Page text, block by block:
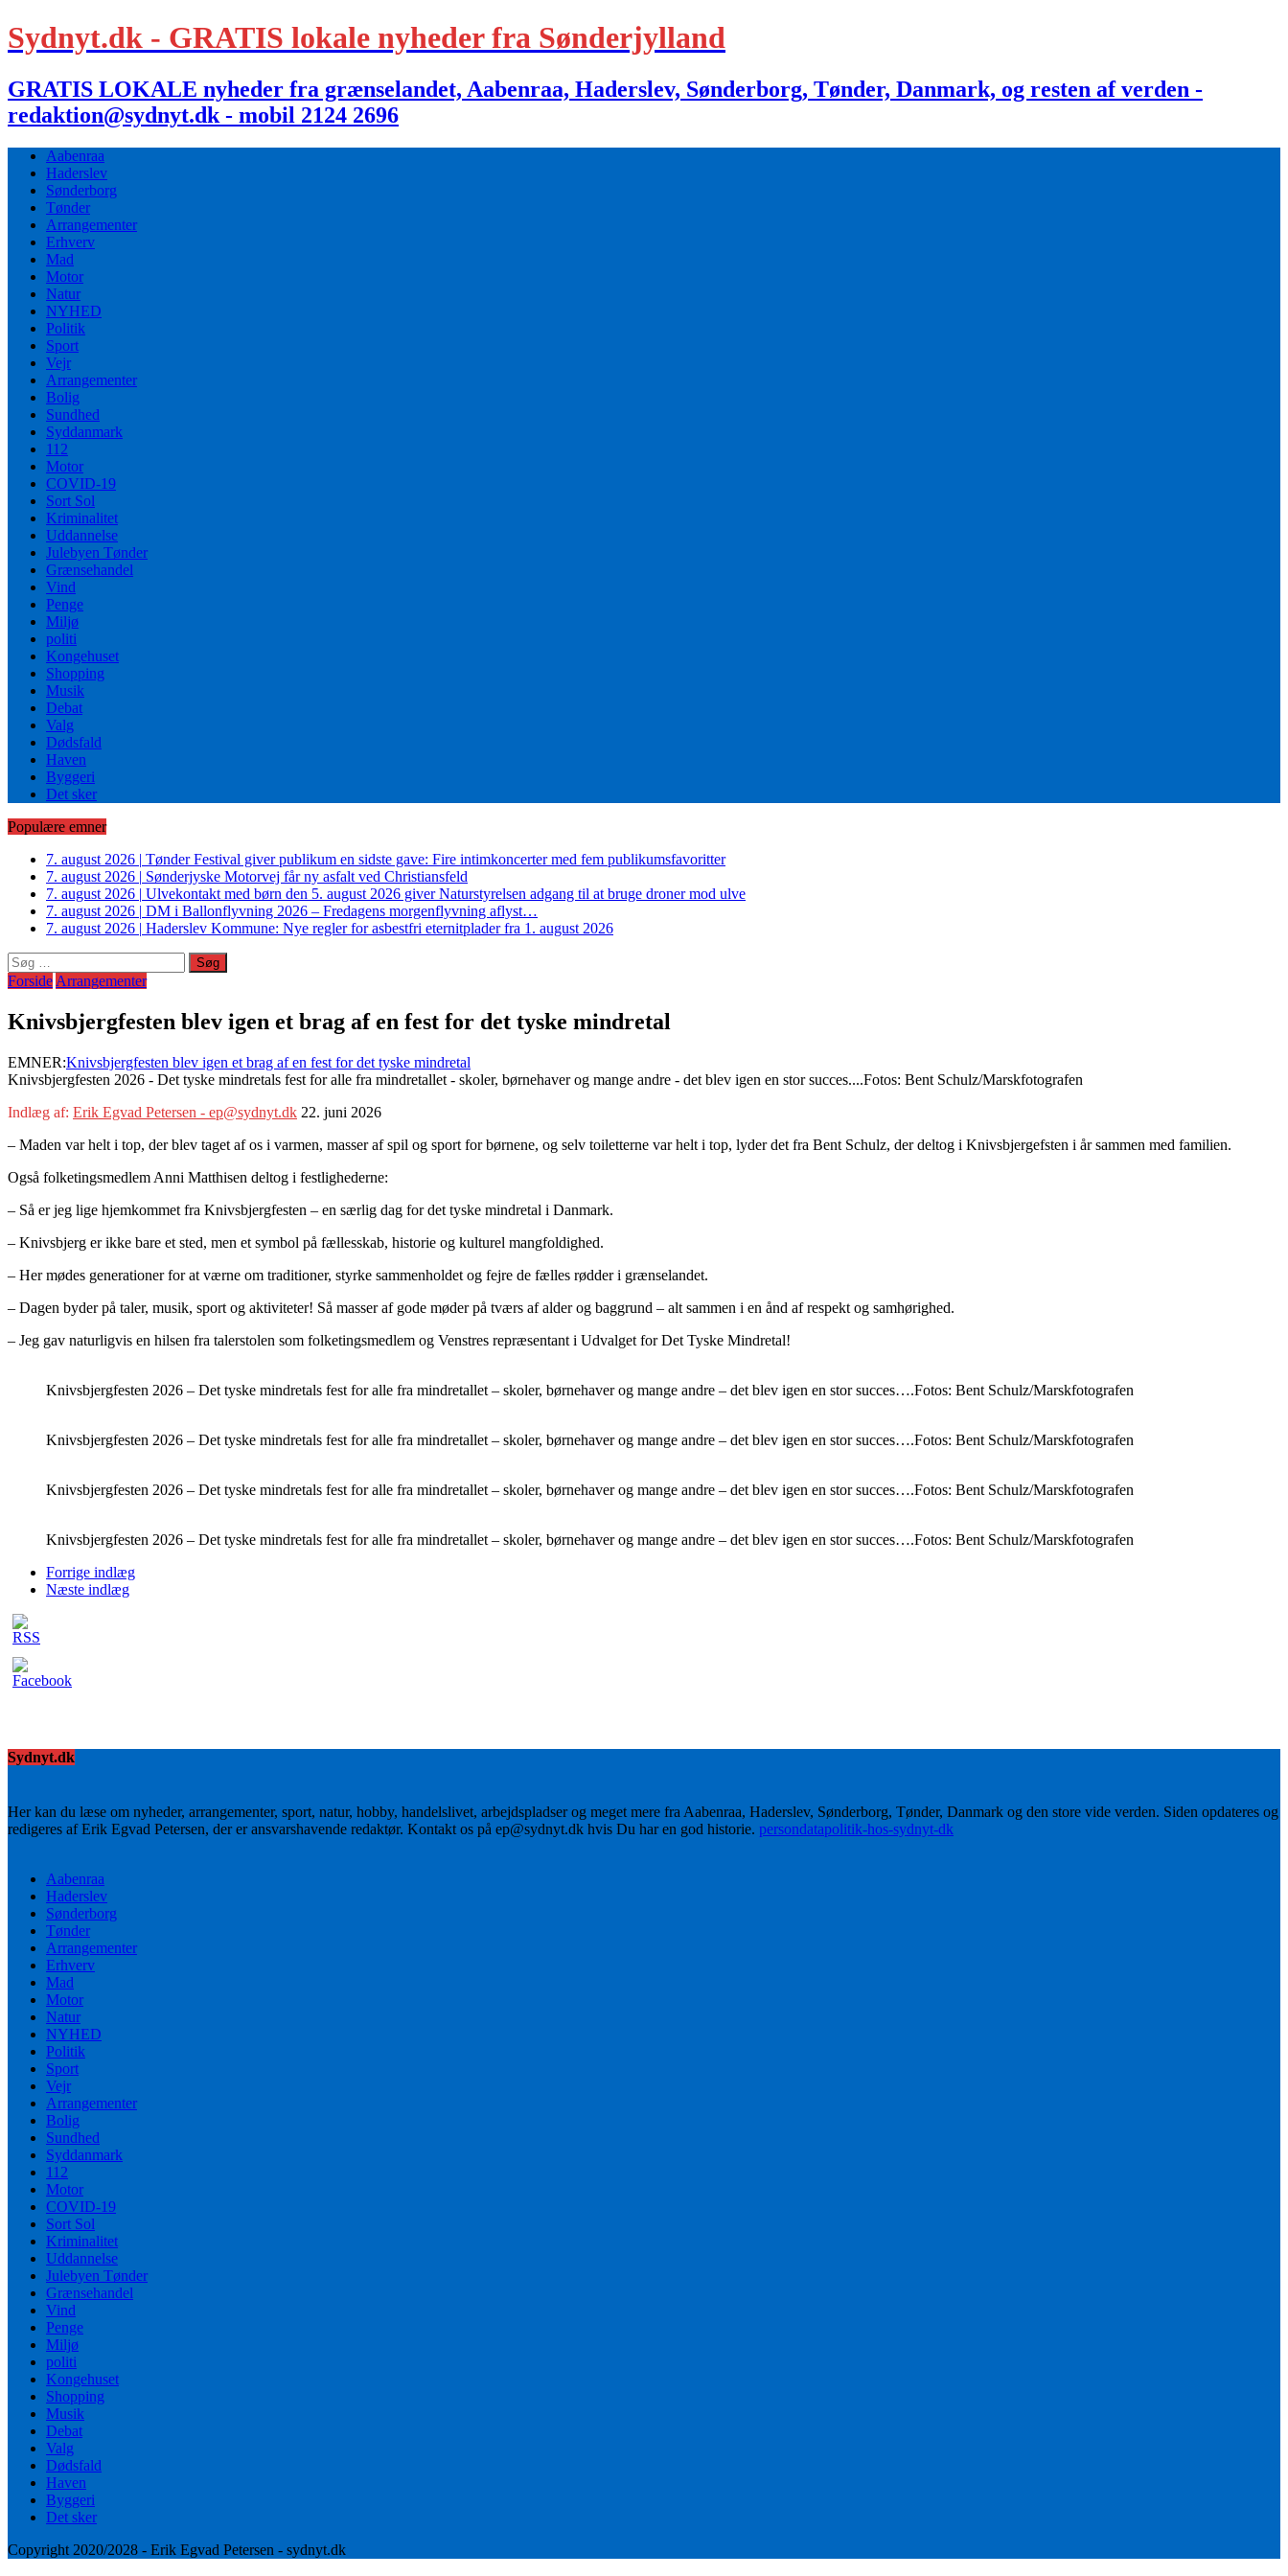
Sydnyt.dk - GRATIS lokale nyheder fra Sønderjylland
GRATIS LOKALE nyheder fra grænselandet, Aabenraa, Haderslev, Sønderborg, Tønder, Danmark, og resten af verden -
redaktion@sydnyt.dk - mobil 2124 2696
Aabenraa
Haderslev
Sønderborg
Tønder
Arrangementer
Erhverv
Mad
Motor
Natur
NYHED
Politik
Sport
Vejr
Arrangementer
Bolig
Sundhed
Syddanmark
112
Motor
COVID-19
Sort Sol
Kriminalitet
Uddannelse
Julebyen Tønder
Grænsehandel
Vind
Penge
Miljø
politi
Kongehuset
Shopping
Musik
Debat
Valg
Dødsfald
Haven
Byggeri
Det sker
Populære emner
7. august 2026 | Tønder Festival giver publikum en sidste gave: Fire intimkoncerter med fem publikumsfavoritter
7. august 2026 | Sønderjyske Motorvej får ny asfalt ved Christiansfeld
7. august 2026 | Ulvekontakt med børn den 5. august 2026 giver Naturstyrelsen adgang til at bruge droner mod ulve
7. august 2026 | DM i Ballonflyvning 2026 – Fredagens morgenflyvning aflyst…
7. august 2026 | Haderslev Kommune: Nye regler for asbestfri eternitplader fra 1. august 2026
Søg
efter:
Forside Arrangementer
Knivsbjergfesten blev igen et brag af en fest for det tyske mindretal
EMNER:Knivsbjergfesten blev igen et brag af en fest for det tyske mindretal
Knivsbjergfesten 2026 - Det tyske mindretals fest for alle fra mindretallet - skoler, børnehaver og mange andre - det blev igen en stor succes....Fotos: Bent Schulz/Marskfotografen
Indlæg af: Erik Egvad Petersen - ep@sydnyt.dk 22. juni 2026
– Maden var helt i top, der blev taget af os i varmen, masser af spil og sport for børnene, og selv toiletterne var helt i top, lyder det fra Bent Schulz, der deltog i Knivsbjergefsten i år sammen med familien.
Også folketingsmedlem Anni Matthisen deltog i festlighederne:
– Så er jeg lige hjemkommet fra Knivsbjergfesten – en særlig dag for det tyske mindretal i Danmark.
– Knivsbjerg er ikke bare et sted, men et symbol på fællesskab, historie og kulturel mangfoldighed.
– Her mødes generationer for at værne om traditioner, styrke sammenholdet og fejre de fælles rødder i grænselandet.
– Dagen byder på taler, musik, sport og aktiviteter! Så masser af gode møder på tværs af alder og baggrund – alt sammen i en ånd af respekt og samhørighed.
– Jeg gav naturligvis en hilsen fra talerstolen som folketingsmedlem og Venstres repræsentant i Udvalget for Det Tyske Mindretal!
Knivsbjergfesten 2026 – Det tyske mindretals fest for alle fra mindretallet – skoler, børnehaver og mange andre – det blev igen en stor succes….Fotos: Bent Schulz/Marskfotografen
Knivsbjergfesten 2026 – Det tyske mindretals fest for alle fra mindretallet – skoler, børnehaver og mange andre – det blev igen en stor succes….Fotos: Bent Schulz/Marskfotografen
Knivsbjergfesten 2026 – Det tyske mindretals fest for alle fra mindretallet – skoler, børnehaver og mange andre – det blev igen en stor succes….Fotos: Bent Schulz/Marskfotografen
Knivsbjergfesten 2026 – Det tyske mindretals fest for alle fra mindretallet – skoler, børnehaver og mange andre – det blev igen en stor succes….Fotos: Bent Schulz/Marskfotografen
Forrige indlæg
Næste indlæg
Sydnyt.dk
Her kan du læse om nyheder, arrangementer, sport, natur, hobby, handelslivet, arbejdspladser og meget mere fra Aabenraa, Haderslev, Sønderborg, Tønder, Danmark og den store vide verden. Siden opdateres og
redigeres af Erik Egvad Petersen, der er ansvarshavende redaktør. Kontakt os på ep@sydnyt.dk hvis Du har en god historie. persondatapolitik-hos-sydnyt-dk
Aabenraa
Haderslev
Sønderborg
Tønder
Arrangementer
Erhverv
Mad
Motor
Natur
NYHED
Politik
Sport
Vejr
Arrangementer
Bolig
Sundhed
Syddanmark
112
Motor
COVID-19
Sort Sol
Kriminalitet
Uddannelse
Julebyen Tønder
Grænsehandel
Vind
Penge
Miljø
politi
Kongehuset
Shopping
Musik
Debat
Valg
Dødsfald
Haven
Byggeri
Det sker
Copyright 2020/2028 - Erik Egvad Petersen - sydnyt.dk